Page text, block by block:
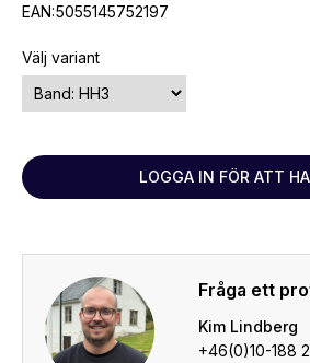
EAN:5055145752197
Välj variant
LOGGA IN FÖR ATT
Fråga ett
Kim Lindberg
+46(0)10-188